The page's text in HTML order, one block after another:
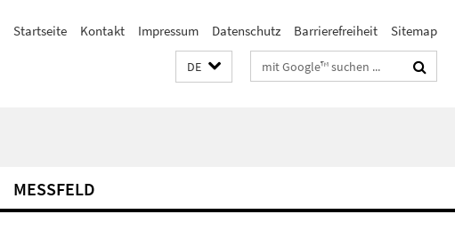
Startseite Kontakt Impressum Datenschutz Barrierefreiheit Sitemap
DE Suchbegriffe
MESSFELD